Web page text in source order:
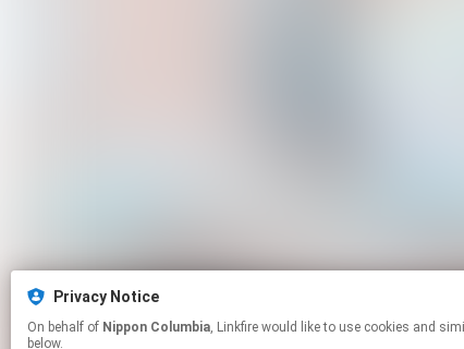
Privacy Notice
On behalf of Nippon Columbia, Linkfire would like to use cookies and similar technologies to personalize your experiences on our sites and to advertise on other sites. For more information and additional choices click manage permissions
below.